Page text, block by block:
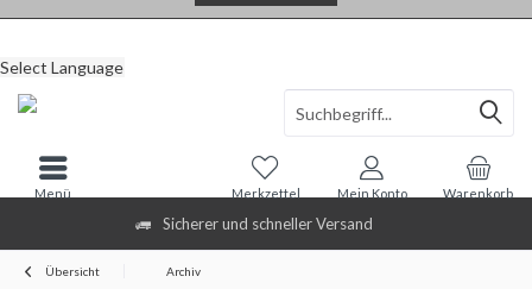
Sicherer und schneller Versand
Select Language
Warenkorb
Merkzettel Mein Konto
Menü
Übersicht Archiv